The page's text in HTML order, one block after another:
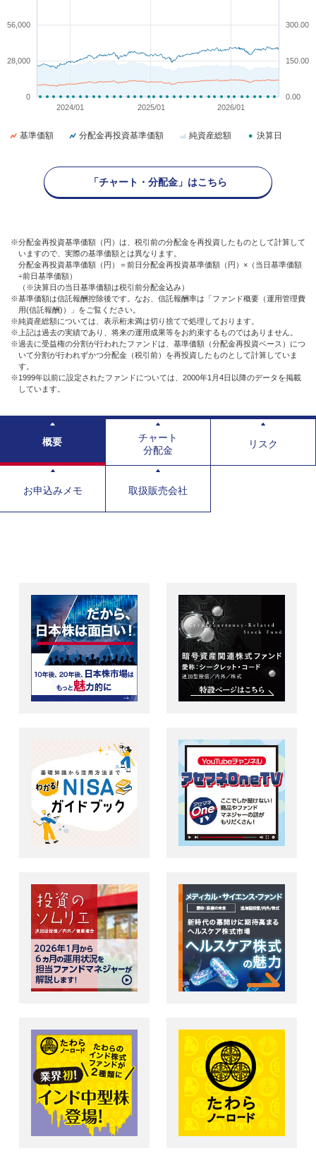
2024/01 2025/01 2026/01
0
28,000
56,000
0.00
150.00
300.00
基準価額 分配金再投資基準価額 純資産総額 決算日
「チャート・分配金」はこちら
※分配金再投資基準価額（円）は、税引前の分配金を再投資したものとして計算して
いますので、実際の基準価額とは異なります。
分配金再投資基準価額（円）＝前日分配金再投資基準価額（円）×（当日基準価額
÷前日基準価額）
（※決算日の当日基準価額は税引前分配金込み）
※基準価額は信託報酬控除後です。なお、信託報酬率は「ファンド概要（運用管理費
用(信託報酬)）」をご覧ください。
※純資産総額については、表示桁未満は切り捨てで処理しております。
※上記は過去の実績であり、将来の運用成果等をお約束するものではありません。
※過去に受益権の分割が行われたファンドは、基準価額（分配金再投資ベース）につ
いて分割が行われずかつ分配金（税引前）を再投資したものとして計算していま
す。
※1999年以前に設定されたファンドについては、2000年1月4日以降のデータを掲載
しています。
概要
チャート
分配金
リスク
お申込みメモ 取扱販売会社